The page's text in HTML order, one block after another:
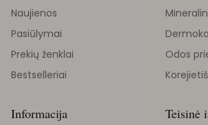
Naujienos
Pasiūlymai
Prekių ženklai
Bestselleriai
Odos
Informacija Teisinė